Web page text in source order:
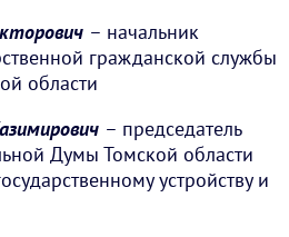
– начальник
гражданской службы
области
– председатель
Думы Томской области
устройству и